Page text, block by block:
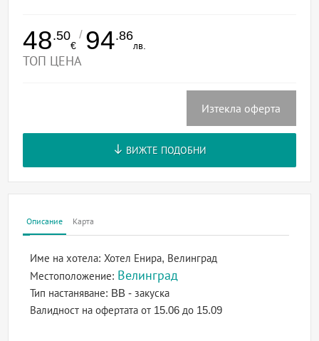
48.50
€
/ 94.86
лв.
ТОП ЦЕНА
Изтекла оферта
ВИЖТЕ ПОДОБНИ
Описание Карта
Име на хотела: Хотел Енира, Велинград
Местоположение: Велинград
Тип настаняване: BB - закуска
Валидност на офертатаот 15.06 до 15.09